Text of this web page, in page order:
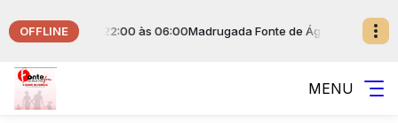
OFFLINE
das 22:00 às 06:00Madrugada Fonte de Água Viva com Musical
MENU